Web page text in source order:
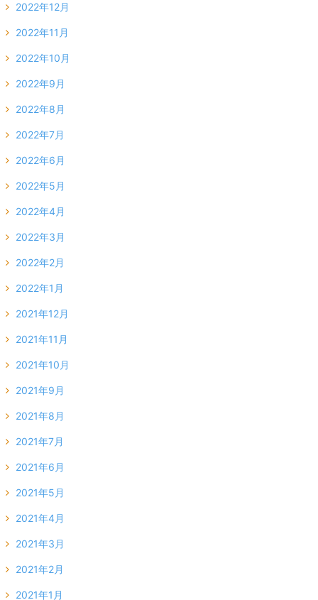
2022年12月
2022年11月
2022年10月
2022年9月
2022年8月
2022年7月
2022年6月
2022年5月
2022年4月
2022年3月
2022年2月
2022年1月
2021年12月
2021年11月
2021年10月
2021年9月
2021年8月
2021年7月
2021年6月
2021年5月
2021年4月
2021年3月
2021年2月
2021年1月